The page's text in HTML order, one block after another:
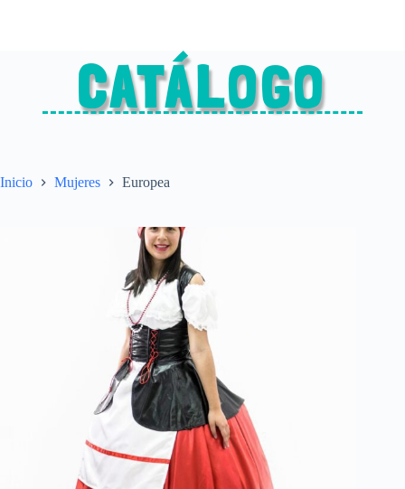
CATÁLOGO
Inicio Mujeres Europea